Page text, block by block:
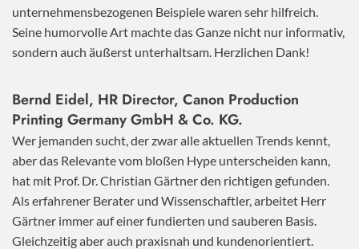
unternehmensbezogenen Beispiele waren sehr hilfreich.
Seine humorvolle Art machte das Ganze nicht nur informativ,
sondern auch äußerst unterhaltsam. Herzlichen Dank!
Bernd Eidel, HR Director, Canon Production
Printing Germany GmbH & Co. KG.
Wer jemanden sucht, der zwar alle aktuellen Trends kennt,
aber das Relevante vom bloßen Hype unterscheiden kann,
hat mit Prof. Dr. Christian Gärtner den richtigen gefunden.
Als erfahrener Berater und Wissenschaftler, arbeitet Herr
Gärtner immer auf einer fundierten und sauberen Basis.
Gleichzeitig aber auch praxisnah und kundenorientiert.